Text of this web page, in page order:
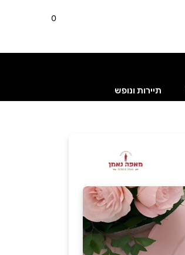
0
תיירות ונופש